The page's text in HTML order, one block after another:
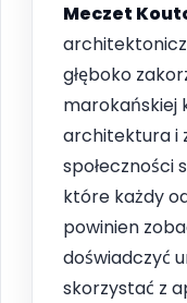
Meczet
głęboko
marokańskiej
architektura i
społeczności
które każdy
powinien
doświadczyć
skorzystać z